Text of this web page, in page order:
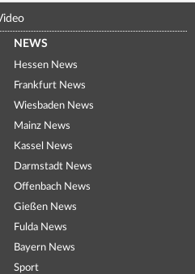
NEWS
Hessen News
Frankfurt News
Wiesbaden News
Mainz News
Kassel News
Darmstadt News
Offenbach News
Gießen News
Fulda News
Bayern News
Sport